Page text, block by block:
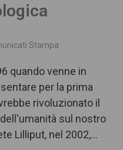
Stampa
quando venne in
per la prima
rivoluzionato il
sul nostro
Lilliput, nel 2002,…